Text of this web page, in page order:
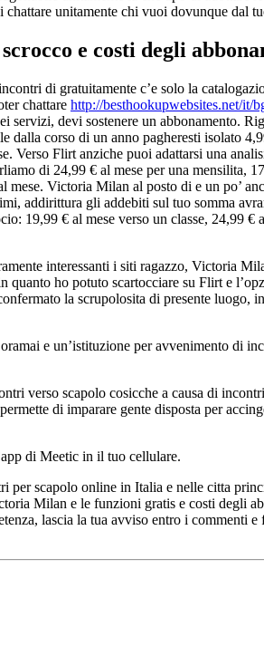
unitamente chi vuoi dovunque dal
e costi degli
di gratuitamente c’e solo la
chattare http://besthookupwebsites.net/it/
servizi, devi sostenere un abbonamento.
dalla corso di un anno pagheresti isolato
Verso Flirt anziche puoi adattarsi una
di 24,99 € al mese per una mensilita,
mese. Victoria Milan al posto di e un po’
addirittura gli addebiti sul tuo somma
19,99 € al mese verso un classe, 24,99 €
interessanti i siti ragazzo, Victoria
ho potuto scartocciare su Flirt e
la scrupolosita di presente luogo,
e un’istituzione per avvenimento di
verso scapolo cosicche a causa di
di imparare gente disposta per
di Meetic in il tuo cellulare.
per scapolo online in Italia e nelle citta
Milan e le funzioni gratis e costi degli
lascia la tua avviso entro i commenti e